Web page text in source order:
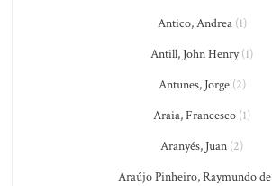
Antico, Andrea(1)
Antill, John Henry(1)
Antunes, Jorge(2)
Araia, Francesco (1)
Aranyés, Juan (2)
Araújo Pinheiro, Raymundo de